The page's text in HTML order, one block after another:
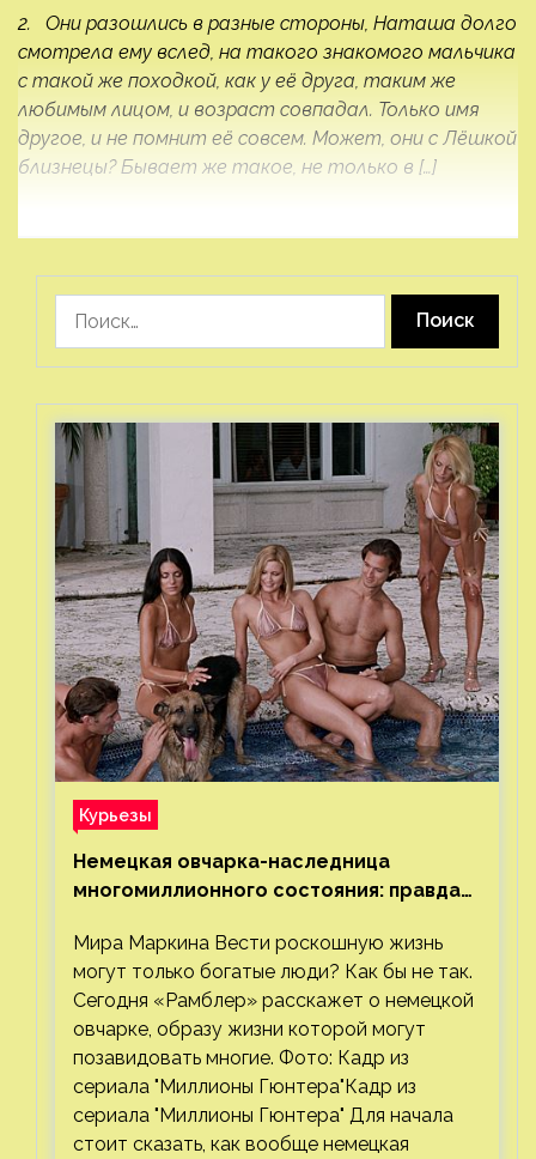
2. Они разошлись в разные стороны, Наташа долго
смотрела ему вслед, на такого знакомого мальчика
с такой же походкой, как у её друга, таким же
любимым лицом, и возраст совпадал. Только имя
другое, и не помнит её совсем. Может, они с Лёшкой
близнецы? Бывает же такое, не только в […]
Курьезы
Немецкая овчарка-наследница
многомиллионного состояния: правда
Мира Маркина Вести роскошную жизнь
могут только богатые люди? Как бы не так.
Сегодня «Рамблер» расскажет о немецкой
овчарке, образу жизни которой могут
позавидовать многие. Фото: Кадр из
сериала "Миллионы Гюнтера"Кадр из
сериала "Миллионы Гюнтера" Для начала
стоит сказать, как вообще немецкая